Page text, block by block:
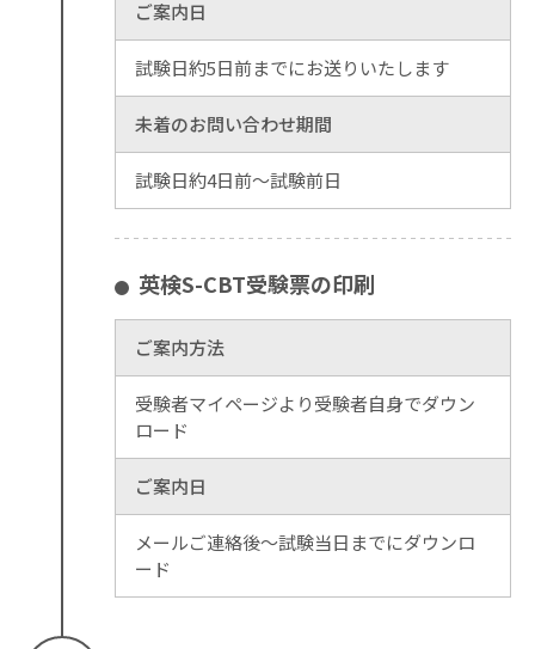
ご案内日
試験日約5日前までにお送りいたします
未着のお問い合わせ期間
試験日約4日前～試験前日
英検S-CBT受験票の印刷
ご案内方法
受験者マイページより受験者自身でダウン
ロード
ご案内日
メールご連絡後～試験当日までにダウンロ
ード